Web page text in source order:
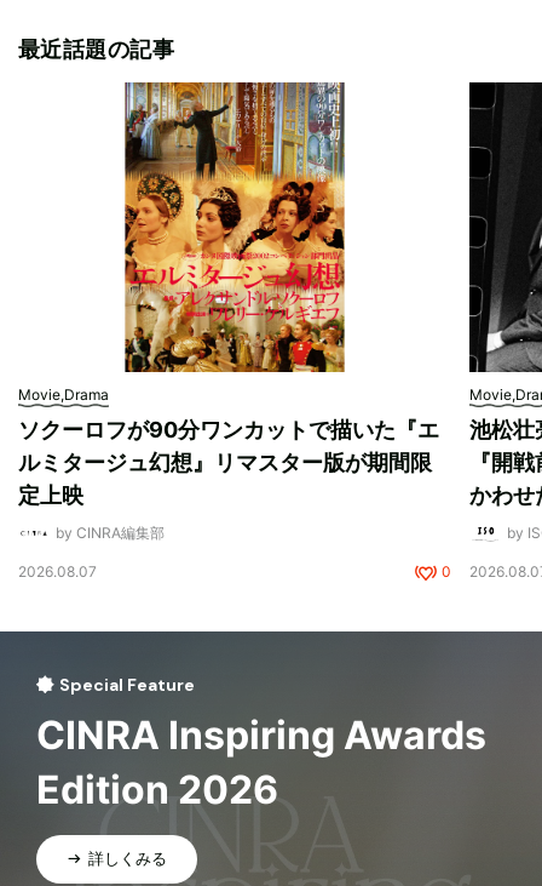
最近話題の記事
Movie,Drama
ソクーロフが90分ワンカットで描いた『エ
ルミタージュ幻想』リマスター版が期間限
定上映
by CINRA編集部
2026.08.07 0
池松壮
『開
かわせ
by
Special Feature
CINRA Inspiring Awards
Edition 2026
詳しくみる